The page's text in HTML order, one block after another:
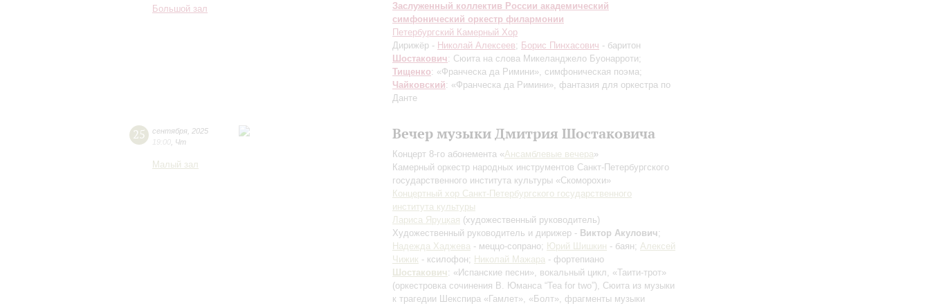
Большой зал
Заслуженный коллектив России академический
симфонический оркестр филармонии
Петербургский Камерный Хор
Дирижёр - Николай Алексеев; Борис Пинхасович - баритон
Шостакович: Сюита на слова Микеланджело Буонарроти;
Тищенко: «Франческа да Римини», симфоническая поэма;
Чайковский: «Франческа да Римини», фантазия для оркестра по
Данте
25 сентября 2025
19:00 Чт
Малый зал
Вечер музыки Дмитрия Шостаковича
Концерт 8-го абонемента «Ансамблевые вечера»
Камерный оркестр народных инструментов Санкт-Петербургского
государственного института культуры «Скоморохи»
Концертный хор Санкт-Петербургского государственного
института культуры
Лариса Яруцкая (художественный руководитель)
Художественный руководитель и дирижер - Виктор Акулович;
Надежда Хаджева - меццо-сопрано; Юрий Шишкин - баян; Алексей
Чижик - ксилофон; Николай Мажара - фортепиано
Шостакович : «Испанские песни», вокальный цикл, «Таити-трот»
(оркестровка сочинения В. Юманса “Tea for two”), Сюита из музыки
к трагедии Шекспира «Гамлет», «Болт», фрагменты музыки